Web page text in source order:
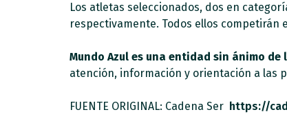
Los atletas seleccionados, dos en
respectivamente. Todos ellos competirán
Mundo Azul es una entidad sin ánimo
atención, información y orientación a las
FUENTE ORIGINAL: Cadena Ser https://